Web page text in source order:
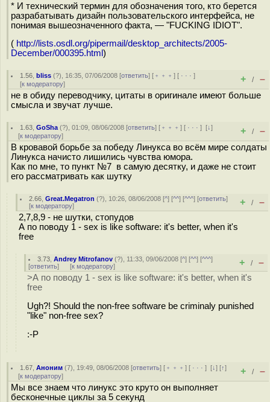
* И технический термин для обозначения того, кто берется
разрабатывать дизайн пользовательского интерфейса, не
понимая вышеозначенного факта, — "FUCKING IDIOT".
( http://lists.osdl.org/pipermail/desktop_architects/2005-
December/000395.html )
1.56 ,bliss (?), 16:35, 07/06/2008 [ответить] [ ﹢﹢﹢] [ · · ·]
[к модератору] + / –
не в обиду переводчику, цитаты в оригинале имеют больше
смысла и звучат лучше.
1.63 ,GoSha (?), 01:09, 08/06/2008 [ответить] [ ﹢﹢﹢] [ · · ·][↓]
[к модератору] + / –
В кровавой борьбе за победу Линукса во всём мире солдаты
Линукса начисто лишились чувства юмора.
Как по мне, то пункт №7 в самую десятку, и даже не стоит
его рассматривать как шутку
2.66 ,Great.Megatron (?), 10:26, 08/06/2008 [^] [^^] [^^^] [ответить]
[к модератору] + / –
2,7,8,9 - не шутки, стопудов
А по поводу 1 - sex is like software: it's better, when it's
free
3.73 ,Andrey Mitrofanov (?), 11:33, 09/06/2008 [^] [^^] [^^^]
[ответить] [к модератору] + / –
>А по поводу 1 - sex is like software: it's better, when it's
free
Ugh?! Should the non-free software be criminaly punished
"like" non-free sex?
:-P
1.67 ,Аноним (7), 19:49, 08/06/2008 [ответить] [ ﹢﹢﹢] [ · · ·][↓] [↑]
[к модератору] + / –
Мы все знаем что линукс это круто он выполняет
бесконечные циклы за 5 секунд